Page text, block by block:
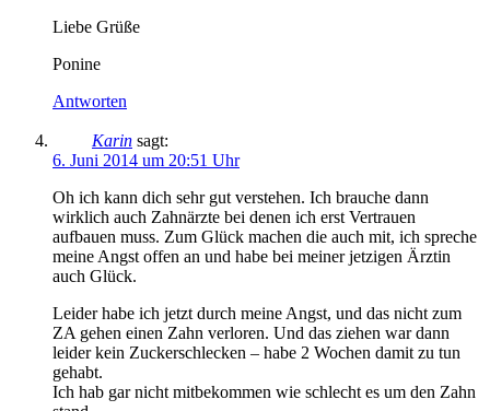
Liebe Grüße
Ponine
Antworten
Karin sagt:
6. Juni 2014 um 20:51 Uhr
Oh ich kann dich sehr gut verstehen. Ich brauche dann
wirklich auch Zahnärzte bei denen ich erst Vertrauen
aufbauen muss. Zum Glück machen die auch mit, ich spreche
meine Angst offen an und habe bei meiner jetzigen Ärztin
auch Glück.
Leider habe ich jetzt durch meine Angst, und das nicht zum
ZA gehen einen Zahn verloren. Und das ziehen war dann
leider kein Zuckerschlecken – habe 2 Wochen damit zu tun
gehabt.
Ich hab gar nicht mitbekommen wie schlecht es um den Zahn